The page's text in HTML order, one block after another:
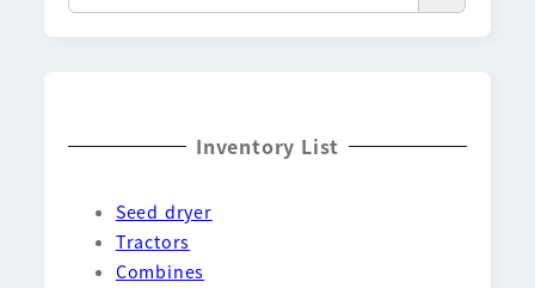
Inventory List
Seed dryer
Tractors
Combines